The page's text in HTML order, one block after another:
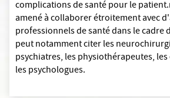
complications de santé pour le
amené à collaborer étroitement avec
professionnels de santé dans le cadre
peut notamment citer les
psychiatres, les physiothérapeutes,
les psychologues.